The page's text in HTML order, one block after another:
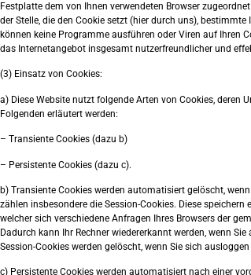
Festplatte dem von Ihnen verwendeten Browser
der Stelle, die den Cookie setzt (hier durch uns),
können keine Programme ausführen oder Viren auf Ihren
das Internetangebot insgesamt nutzerfreundlicher und
(3) Einsatz von Cookies:
a) Diese Website nutzt folgende Arten von Cookies, deren
Folgenden erläutert werden:
– Transiente Cookies (dazu b)
– Persistente Cookies (dazu c).
b) Transiente Cookies werden automatisiert gelöscht,
zählen insbesondere die Session-Cookies. Diese speichern
welcher sich verschiedene Anfragen Ihres Browsers der
Dadurch kann Ihr Rechner wiedererkannt werden, wenn
Session-Cookies werden gelöscht, wenn Sie sich
c) Persistente Cookies werden automatisiert nach einer